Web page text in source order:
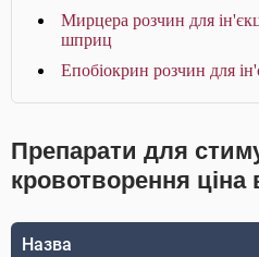
Мирцера розчин для
шприц
Епобіокрин розчин для
Препарати для
кровотворення ціна
Назва